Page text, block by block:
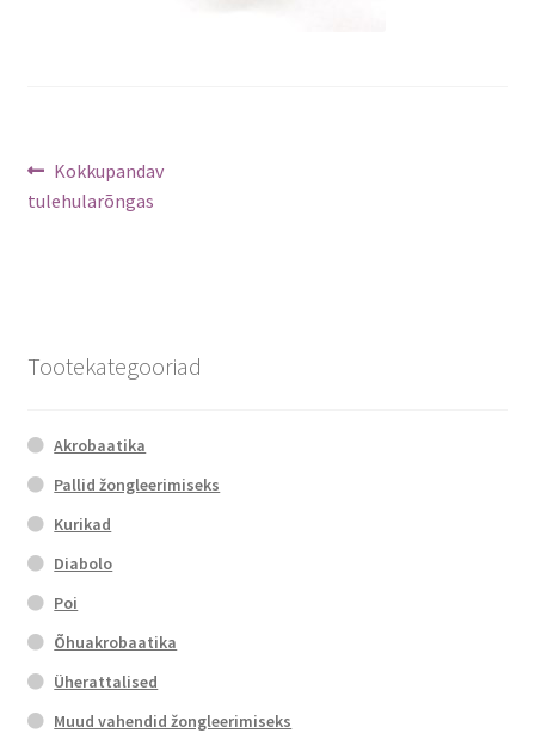
Navigeerimine
Previous
post:
Kokkupandav
tulehularõngas
Tootekategooriad
Akrobaatika
Pallid žongleerimiseks
Kurikad
Diabolo
Poi
Õhuakrobaatika
Üherattalised
Muud vahendid žongleerimiseks